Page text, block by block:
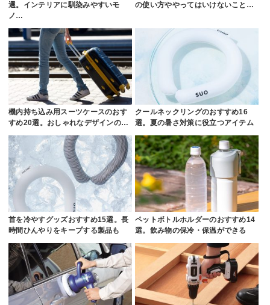
選。インテリアに馴染みやすいモ
ノ…
の使い方ややってはいけないこと…
機内持ち込み用スーツケースのおす
すめ20選。おしゃれなデザインの…
クールネックリングのおすすめ16
選。夏の暑さ対策に役立つアイテム
首を冷やすグッズおすすめ15選。長
時間ひんやりをキープする製品も
ペットボトルホルダーのおすすめ14
選。飲み物の保冷・保温ができる